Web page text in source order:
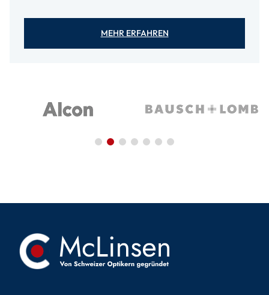
MEHR ERFAHREN